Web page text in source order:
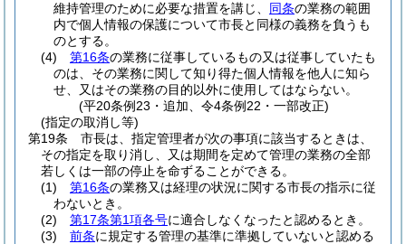
維持管理のために必要な措置を講じ、 同条の業務の範囲
内で個人情報の保護について市長と同様の義務を負うも
のとする。
(4)
第16条の業務に従事しているもの又は従事していたも
のは、その業務に関して知り得た個人情報を他人に知ら
せ、又はその業務の目的以外に使用してはならない。
(平20条例23・追加、令4条例22・一部改正)
(指定の取消し等)
第19条
市長は、指定管理者が次の事項に該当するときは、
その指定を取り消し、又は期間を定めて管理の業務の全部
若しくは一部の停止を命ずることができる。
(1)
第16条の業務又は経理の状況に関する市長の指示に従
わないとき。
(2)
第17条第1項各号に適合しなくなったと認めるとき。
(3)
前条に規定する管理の基準に準拠していないと認める